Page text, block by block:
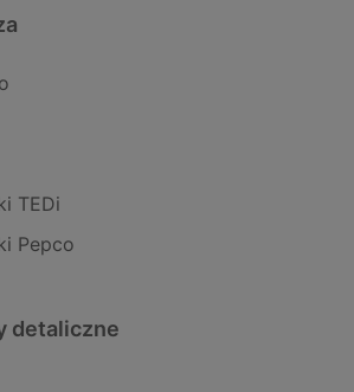
TEDi
Pepco
detaliczne